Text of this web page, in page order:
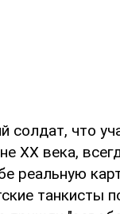
солдат, что
XX века,
реальную
танкисты